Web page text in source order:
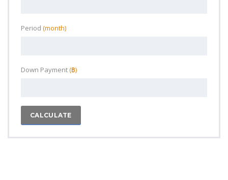
Period (month)
Down Payment(‎฿)
CALCULATE